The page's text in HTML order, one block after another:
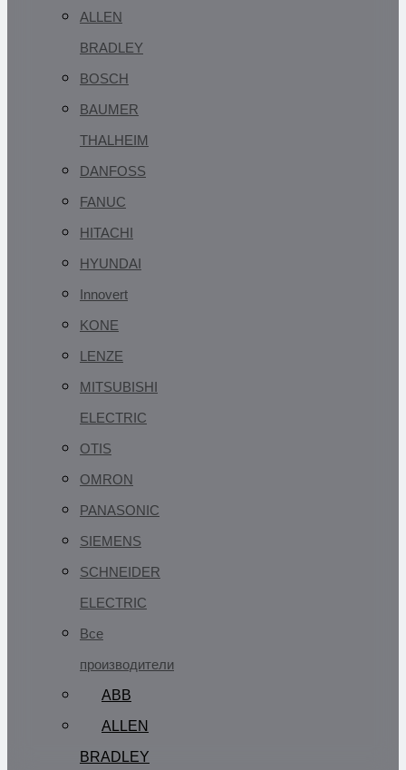
ALLEN
BRADLEY
BOSCH
BAUMER
THALHEIM
DANFOSS
FANUC
HITACHI
HYUNDAI
Innovert
KONE
LENZE
MITSUBISHI
ELECTRIC
OTIS
OMRON
PANASONIC
SIEMENS
SCHNEIDER
ELECTRIC
Все
производители
ABB
ALLEN
BRADLEY